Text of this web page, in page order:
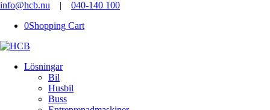
info@hcb.nu | 040-140 100
0Shopping Cart
Lösningar
Bil
Husbil
Buss